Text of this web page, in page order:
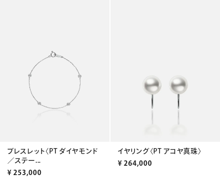
ブレスレット〈PT ダイヤモンド
／ステー...
¥ 253,000
イヤリング〈PT アコヤ真珠〉
¥ 264,000